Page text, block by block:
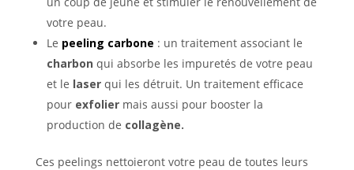
votre peau.
Le peeling carbone : un traitement associant le
charbon qui absorbe les impuretés de votre peau
et le laserqui les détruit. Un traitement efficace
pour exfoliermais aussi pour booster la
production de collagène.
Ces peelings nettoieront votre peau de toutes leurs